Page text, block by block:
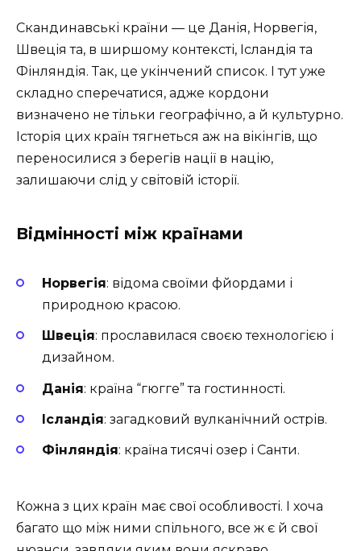
Скандинавські країни — це Данія, Норвегія,
Швеція та, в ширшому контексті, Ісландія та
Фінляндія. Так, це укінчений список. І тут уже
складно сперечатися, адже кордони
визначено не тільки географічно, а й культурно.
Історія цих країн тягнеться аж на вікінгів, що
переносилися з берегів нації в націю,
залишаючи слід у світовій історії.
Відмінності між країнами
Норвегія: відома своїми фйордами і
природною красою.
Швеція: прославилася своєю технологією і
дизайном.
Данія: країна “гюгге” та гостинності.
Ісландія: загадковий вулканічний острів.
Фінляндія: країна тисячі озер і Санти.
Кожна з цих країн має свої особливості. І хоча
багато що між ними спільного, все ж є й свої